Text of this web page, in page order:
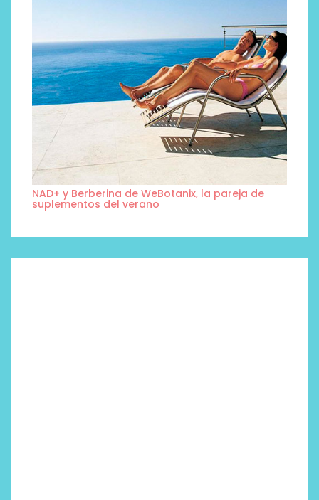
NAD+ y Berberina de WeBotanix, la pareja de
suplementos del verano